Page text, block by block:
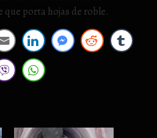
que porta hojas de roble.